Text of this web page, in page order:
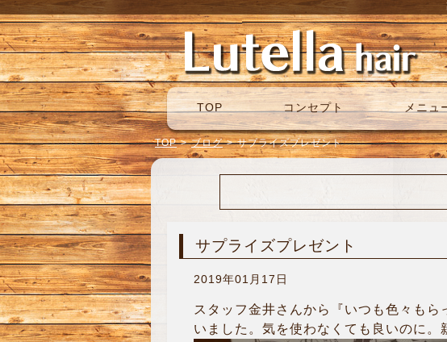
TOP コンセプト メニュ
TOP > ブログ > サプライズプレゼント
サプライズプレゼント
2019年01月17日
スタッフ金井さんから『いつも色々も
いました。気を使わなくても良いのに